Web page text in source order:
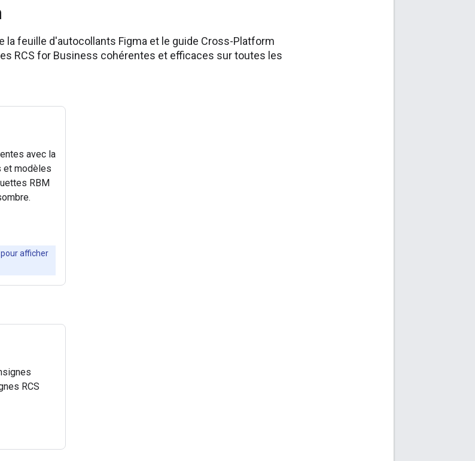
la feuille d'autocollants Figma et le guide Cross-Platform
RCS for Business cohérentes et efficaces sur toutes les
avec la
et modèles
RBM
afficher
RCS